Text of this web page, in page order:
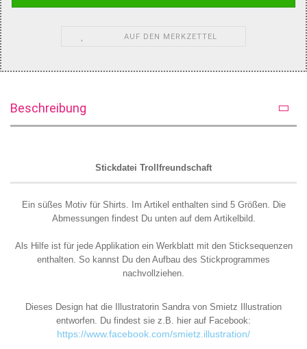
AUF DEN MERKZETTEL
Beschreibung
Stickdatei Trollfreundschaft
Ein süßes Motiv für Shirts. Im Artikel enthalten sind 5 Größen. Die
Abmessungen findest Du unten auf dem Artikelbild.
Als Hilfe ist für jede Applikation ein Werkblatt mit den Sticksequenzen
enthalten. So kannst Du den Aufbau des Stickprogrammes
nachvollziehen.
Dieses Design hat die Illustratorin Sandra von Smietz Illustration
entworfen. Du findest sie z.B. hier auf Facebook:
https://www.facebook.com/smietz.illustration/